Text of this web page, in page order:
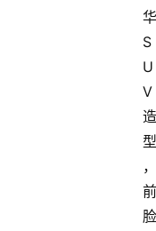
华
S
U
V
造
型
，
前
脸